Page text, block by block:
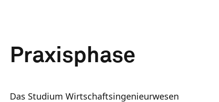
Praxisphase
Das Studium Wirtschaftsingenieurwesen